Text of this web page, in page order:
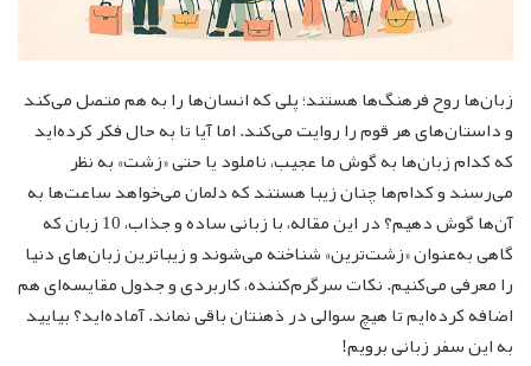
زبان‌ها روح فرهنگ‌ها هستند؛ پلی که انسان‌ها را به هم متصل می‌کند
و داستان‌های هر قوم را روایت می‌کند. اما آیا تا به حال فکر کرده‌اید
که کدام زبان‌ها به گوش ما عجیب، ناملود یا حتی «زشت» به نظر
می‌رسند و کدام‌ها چنان زیبا هستند که دلمان می‌خواهد ساعت‌ها به
آن‌ها گوش دهیم؟ در این مقاله، با زبانی ساده و جذاب، 10 زبان که
گاهی به‌عنوان «زشت‌ترین» شناخته می‌شوند و زیباترین زبان‌های دنیا
را معرفی می‌کنیم. نکات سرگرم‌کننده، کاربردی و جدول مقایسه‌ای هم
اضافه کرده‌ایم تا هیچ سوالی در ذهنتان باقی نماند. آماده‌اید؟ بیایید
به این سفر زبانی برویم!